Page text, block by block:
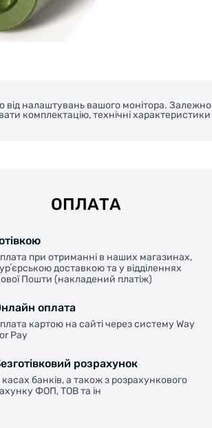
від налаштувань вашого монітора. Залежно
комплектацію, технічні характеристики
ОПЛАТА
при отриманні в наших магазинах,
доставкою та у відділеннях
Пошти (накладений платіж)
оплата
картою на сайті через систему Way
Pay
розрахунок
касах банків, а також з розрахункового
ФОП, ТОВ та ін